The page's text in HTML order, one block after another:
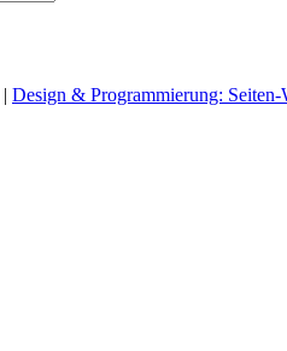
| Design & Programmierung: Seiten-